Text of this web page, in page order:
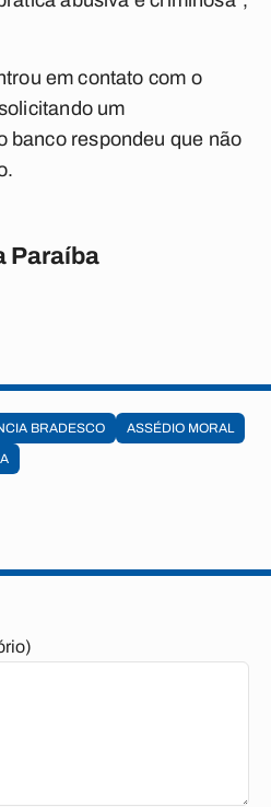
em contato com o
um
banco respondeu que não
Paraíba
BRADESCO
ASSÉDIO MORAL